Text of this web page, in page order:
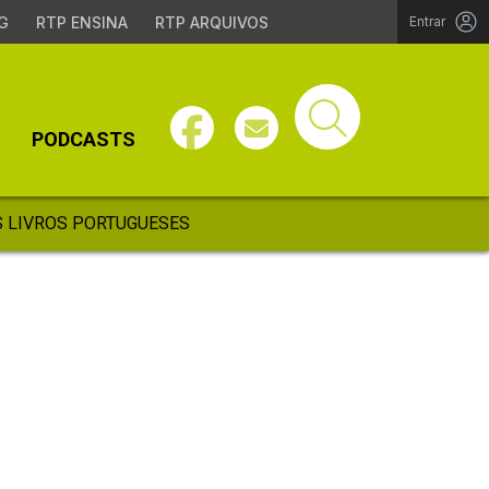
RTP ENSINA RTP ARQUIVOS Entrar
PODCASTS
LIVROS PORTUGUESES